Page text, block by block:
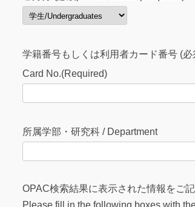
学籍番号もしくは利用者カード番号 (
Card No.(Required)
所属学部・研究科 / Department
OPAC検索結果に表示された情報をご記
Please fill in the following boxes with